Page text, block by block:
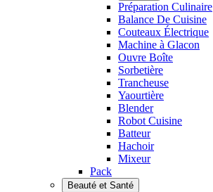
Préparation Culinaire
Balance De Cuisine
Couteaux Électrique
Machine à Glacon
Ouvre Boîte
Sorbetière
Trancheuse
Yaourtière
Blender
Robot Cuisine
Batteur
Hachoir
Mixeur
Pack
Beauté et Santé